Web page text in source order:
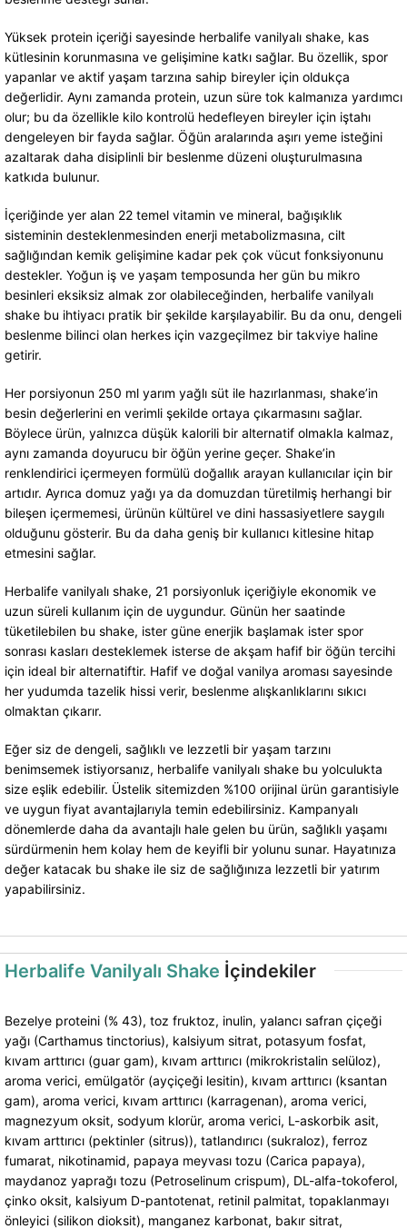
Yüksek protein içeriği sayesinde herbalife vanilyalı shake, kas
kütlesinin korunmasına ve gelişimine katkı sağlar. Bu özellik, spor
yapanlar ve aktif yaşam tarzına sahip bireyler için oldukça
değerlidir. Aynı zamanda protein, uzun süre tok kalmanıza yardımcı
olur; bu da özellikle kilo kontrolü hedefleyen bireyler için iştahı
dengeleyen bir fayda sağlar. Öğün aralarında aşırı yeme isteğini
azaltarak daha disiplinli bir beslenme düzeni oluşturulmasına
katkıda bulunur.
İçeriğinde yer alan 22 temel vitamin ve mineral, bağışıklık
sisteminin desteklenmesinden enerji metabolizmasına, cilt
sağlığından kemik gelişimine kadar pek çok vücut fonksiyonunu
destekler. Yoğun iş ve yaşam temposunda her gün bu mikro
besinleri eksiksiz almak zor olabileceğinden, herbalife vanilyalı
shake bu ihtiyacı pratik bir şekilde karşılayabilir. Bu da onu, dengeli
beslenme bilinci olan herkes için vazgeçilmez bir takviye haline
getirir.
Her porsiyonun 250 ml yarım yağlı süt ile hazırlanması, shake’in
besin değerlerini en verimli şekilde ortaya çıkarmasını sağlar.
Böylece ürün, yalnızca düşük kalorili bir alternatif olmakla kalmaz,
aynı zamanda doyurucu bir öğün yerine geçer. Shake’in
renklendirici içermeyen formülü doğallık arayan kullanıcılar için bir
artıdır. Ayrıca domuz yağı ya da domuzdan türetilmiş herhangi bir
bileşen içermemesi, ürünün kültürel ve dini hassasiyetlere saygılı
olduğunu gösterir. Bu da daha geniş bir kullanıcı kitlesine hitap
etmesini sağlar.
Herbalife vanilyalı shake, 21 porsiyonluk içeriğiyle ekonomik ve
uzun süreli kullanım için de uygundur. Günün her saatinde
tüketilebilen bu shake, ister güne enerjik başlamak ister spor
sonrası kasları desteklemek isterse de akşam hafif bir öğün tercihi
için ideal bir alternatiftir. Hafif ve doğal vanilya aroması sayesinde
her yudumda tazelik hissi verir, beslenme alışkanlıklarını sıkıcı
olmaktan çıkarır.
Eğer siz de dengeli, sağlıklı ve lezzetli bir yaşam tarzını
benimsemek istiyorsanız, herbalife vanilyalı shake bu yolculukta
size eşlik edebilir. Üstelik sitemizden %100 orijinal ürün garantisiyle
ve uygun fiyat avantajlarıyla temin edebilirsiniz. Kampanyalı
dönemlerde daha da avantajlı hale gelen bu ürün, sağlıklı yaşamı
sürdürmenin hem kolay hem de keyifli bir yolunu sunar. Hayatınıza
değer katacak bu shake ile siz de sağlığınıza lezzetli bir yatırım
yapabilirsiniz.
Herbalife Vanilyalı Shake İçindekiler
Bezelye proteini (% 43), toz fruktoz, inulin, yalancı safran çiçeği
yağı (Carthamus tinctorius), kalsiyum sitrat, potasyum fosfat,
kıvam arttırıcı (guar gam), kıvam arttırıcı (mikrokristalin selüloz),
aroma verici, emülgatör (ayçiçeği lesitin), kıvam arttırıcı (ksantan
gam), aroma verici, kıvam arttırıcı (karragenan), aroma verici,
magnezyum oksit, sodyum klorür, aroma verici, L-askorbik asit,
kıvam arttırıcı (pektinler (sitrus)), tatlandırıcı (sukraloz), ferroz
fumarat, nikotinamid, papaya meyvası tozu (Carica papaya),
maydanoz yaprağı tozu (Petroselinum crispum), DL-alfa-tokoferol,
çinko oksit, kalsiyum D-pantotenat, retinil palmitat, topaklanmayı
önleyici (silikon dioksit), manganez karbonat, bakır sitrat,